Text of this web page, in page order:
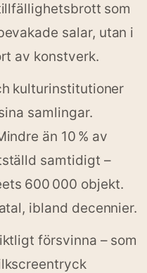
som
salar, utan i
av konstverk.
kulturinstitutioner
samlingar.
än 10 % av
samtidigt –
600 000 objekt.
ibland decennier.
försvinna – som